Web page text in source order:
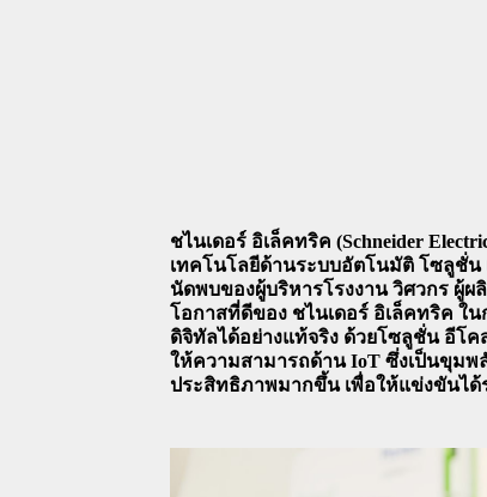
ชไนเดอร์ อิเล็คทริค (Schneider
เทคโนโลยีด้านระบบอัตโนมัติ โซลูชั่
นัดพบของผู้บริหารโรงงาน วิศวกร ผู้ผ
โอกาสที่ดีของ ชไนเดอร์ อิเล็คทริค ใ
ดิจิทัลได้อย่างแท้จริง ด้วยโซลูชั่น อีโ
ให้ความสามารถด้าน IoT ซึ่งเป็นขุม
ประสิทธิภาพมากขึ้น เพื่อให้แข่งขันได้